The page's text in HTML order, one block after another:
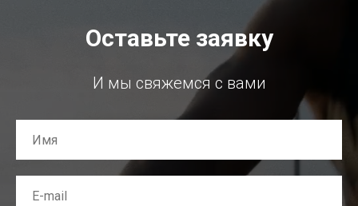
Оставьте заявку
И мы свяжемся с вами